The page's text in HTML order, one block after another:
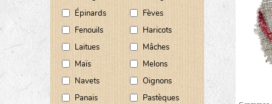
Épinards
Fèves
Fenouils
Haricots
Laitues
Mâches
Maïs
Melons
Navets
Oignons
Panais
Pastèques